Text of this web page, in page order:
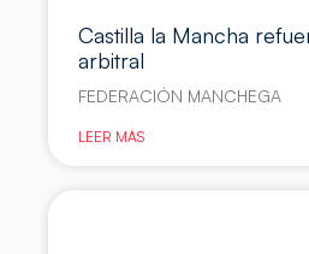
Castilla la Mancha
arbitral
FEDERACIÓN MANCHEGA
LEER MÁS